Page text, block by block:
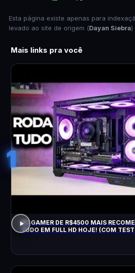
Esta página existe apenas para
levado ao site de origem (Dayan Siebra)
Mais links pra você
1
PC GAMER DE R$4500 MAIS
TUDO EM FULL HD HOJE! (COM